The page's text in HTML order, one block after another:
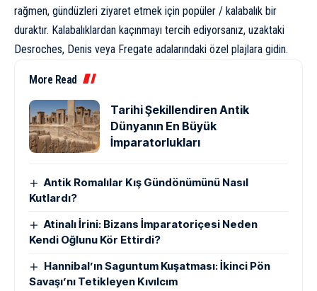
rağmen, gündüzleri ziyaret etmek için popüler / kalabalık bir
duraktır. Kalabalıklardan kaçınmayı tercih ediyorsanız, uzaktaki
Desroches, Denis veya Fregate adalarındaki özel plajlara gidin.
More Read
Tarihi Şekillendiren Antik
Dünyanın En Büyük
İmparatorlukları
Antik Romalılar Kış Gündönümünü Nasıl
Kutlardı?
Atinalı İrini: Bizans İmparatoriçesi Neden
Kendi Oğlunu Kör Ettirdi?
Hannibal’ın Saguntum Kuşatması: İkinci Pön
Savaşı’nı Tetikleyen Kıvılcım